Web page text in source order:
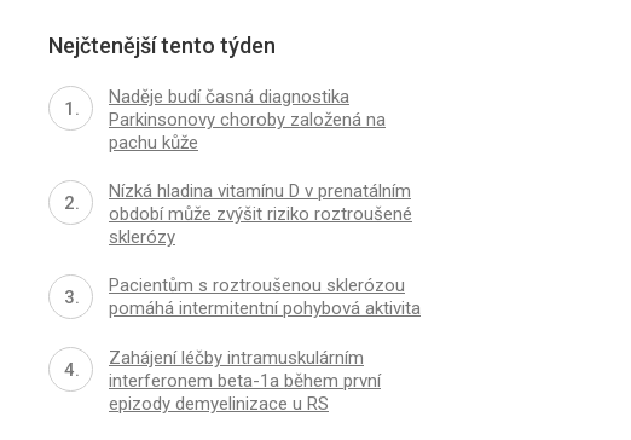
Nejčtenější tento týden
Naděje budí časná diagnostika
Parkinsonovy choroby založená na
pachu kůže
Nízká hladina vitamínu D v prenatálním
období může zvýšit riziko roztroušené
sklerózy
Pacientům s roztroušenou sklerózou
pomáhá intermitentní pohybová aktivita
Zahájení léčby intramuskulárním
interferonem beta-1a během první
epizody demyelinizace u RS